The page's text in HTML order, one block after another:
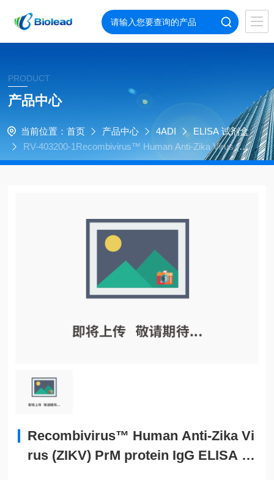
PRODUCT
产品中心
当前位置： 首页 产品中心 4ADI
ELISA 试剂盒
RV-403200-1Recombivirus™ Human Anti-Zika Virus (ZI
KV) PrM protein IgG ELISA kit, 96 tests, Quantitative
Recombivirus™ Human Anti-Zika Vi
rus (ZIKV) PrM protein IgG ELISA ki